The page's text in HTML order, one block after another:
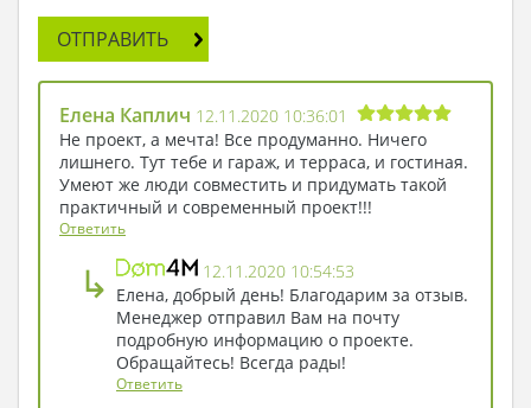
что будет особенно ценно для мобильной
семьи, члены которой любят водить личные
авто.
Общая зона соединена в одну гостиную-студию.
Благодаря Г-образной форме зоны разного
назначения отдалены друг от друга, места
достаточно, чтобы одновременно отдыхать,
принимать гостей и готовить вкусные обеды.
Прилегающее к кухне помещение можно
использоваться для хранения пищевых запасов
и бытовой техники. Чтобы создать
максимальные удобства, предусмотрено сразу
несколько дополнительных выходов на
загородную территорию, в частности, из
автомобильной мастерской, кухни, гостиной и
ОТПРАВИТЬ
Елена Каплич 12.11.2020 10:36:01
Не проект, а мечта! Все продуманно. Ничего
лишнего. Тут тебе и гараж, и терраса, и гостиная.
Умеют же люди совместить и придумать такой
практичный и современный проект!!!
Ответить
↳
12.11.2020 10:54:53
Елена, добрый день! Благодарим за отзыв.
Менеджер отправил Вам на почту
подробную информацию о проекте.
Обращайтесь! Всегда рады!
Ответить